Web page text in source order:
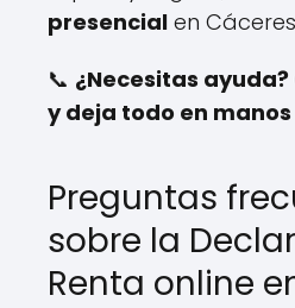
presencial en
📞 ¿Necesitas
y deja todo en
Preguntas
sobre la
Renta online